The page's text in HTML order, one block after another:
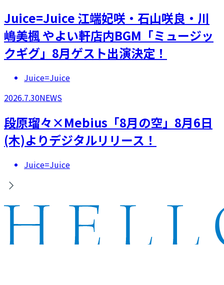
Juice=Juice 江端妃咲・石山咲良・川
嶋美楓 やよい軒店内BGM「ミュージッ
クギグ」8月ゲスト出演決定！
Juice=Juice
2026.7.30NEWS
段原瑠々×Mebius「8月の空」8月6日
(木)よりデジタルリリース！
Juice=Juice